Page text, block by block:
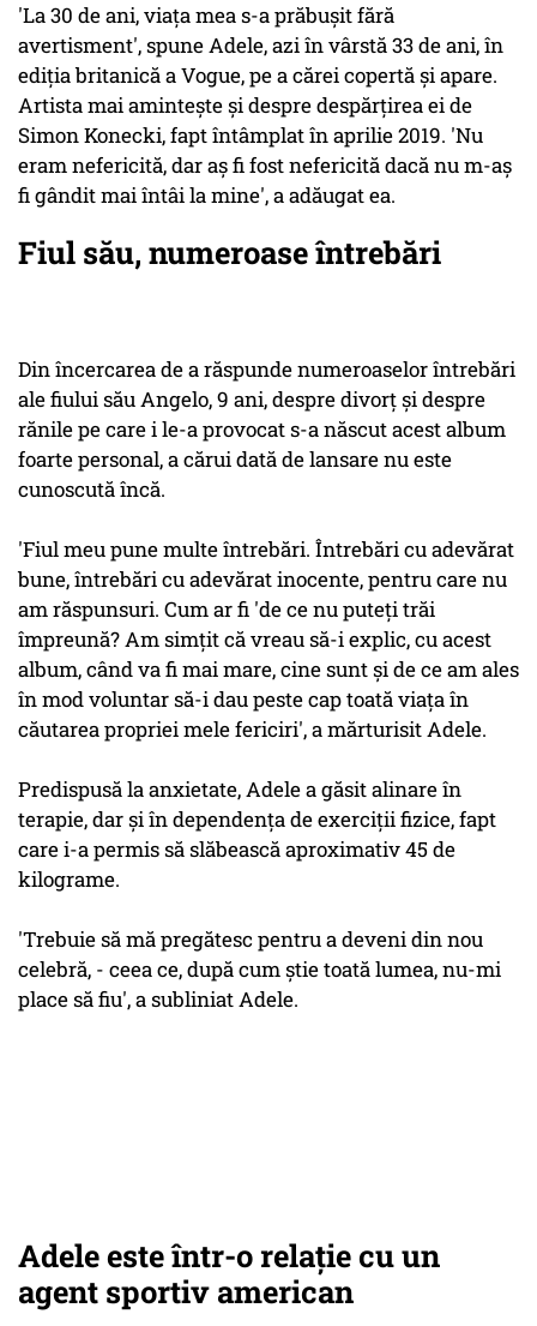
'La 30 de ani, viaţa mea s-a prăbuşit fără
avertisment', spune Adele, azi în vârstă 33 de ani, în
ediţia britanică a Vogue, pe a cărei copertă şi apare.
Artista mai amintește și despre despărţirea ei de
Simon Konecki, fapt întâmplat în aprilie 2019. 'Nu
eram nefericită, dar aş fi fost nefericită dacă nu m-aş
fi gândit mai întâi la mine', a adăugat ea.
Fiul său, numeroase întrebări
Din încercarea de a răspunde numeroaselor întrebări
ale fiului său Angelo, 9 ani, despre divorţ şi despre
rănile pe care i le-a provocat s-a născut acest album
foarte personal, a cărui dată de lansare nu este
cunoscută încă.
'Fiul meu pune multe întrebări. Întrebări cu adevărat
bune, întrebări cu adevărat inocente, pentru care nu
am răspunsuri. Cum ar fi 'de ce nu puteţi trăi
împreună? Am simţit că vreau să-i explic, cu acest
album, când va fi mai mare, cine sunt şi de ce am ales
în mod voluntar să-i dau peste cap toată viaţa în
căutarea propriei mele fericiri', a mărturisit Adele.
Predispusă la anxietate, Adele a găsit alinare în
terapie, dar şi în dependenţa de exerciţii fizice, fapt
care i-a permis să slăbească aproximativ 45 de
kilograme.
'Trebuie să mă pregătesc pentru a deveni din nou
celebră, - ceea ce, după cum ştie toată lumea, nu-mi
place să fiu', a subliniat Adele.
Adele este într-o relație cu un
agent sportiv american